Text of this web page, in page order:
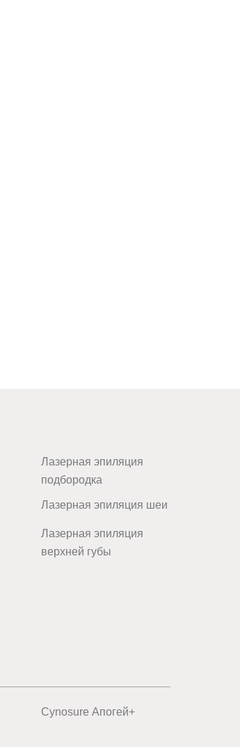
Лазерная эпиляция
подбородка
Лазерная эпиляция шеи
Лазерная эпиляция
верхней губы
Cynosure Апогей+